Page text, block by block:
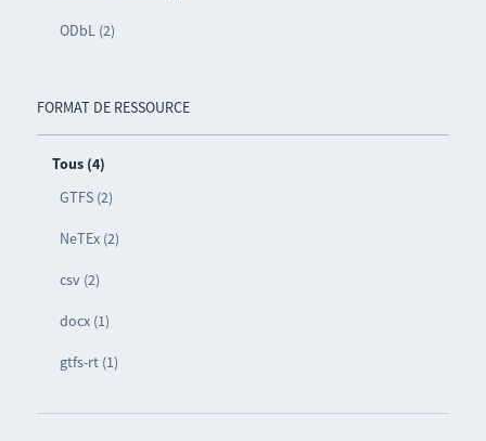
ODbL (2)
FORMAT DE RESSOURCE
Tous (4)
GTFS (2)
NeTEx (2)
csv (2)
docx (1)
gtfs-rt (1)